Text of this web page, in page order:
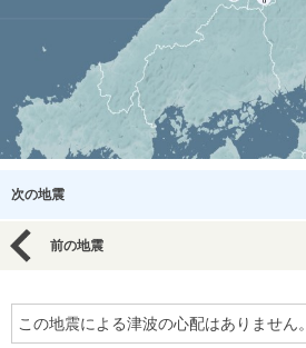
次の地震
前の地震
この地震による津波の心配はありません。